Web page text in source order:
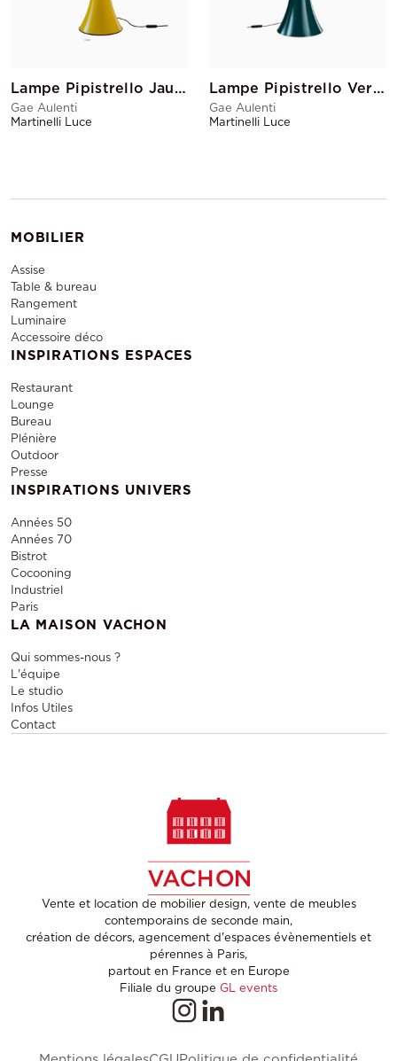
Lampe Pipistrello Jaune
Gae Aulenti
Martinelli Luce
Lampe Pipistrello Vert Agave
Gae Aulenti
Martinelli Luce
MOBILIER
Assise
Table & bureau
Rangement
Luminaire
Accessoire déco
INSPIRATIONS ESPACES
Restaurant
Lounge
Bureau
Plénière
Outdoor
Presse
INSPIRATIONS UNIVERS
Années 50
Années 70
Bistrot
Cocooning
Industriel
Paris
LA MAISON VACHON
Qui sommes-nous ?
L'équipe
Le studio
Infos Utiles
Contact
Vente et location de mobilier design, vente de meubles
contemporains de seconde main,
création de décors, agencement d'espaces évènementiels et
pérennes à Paris,
partout en France et en Europe
Filiale du groupe GL events